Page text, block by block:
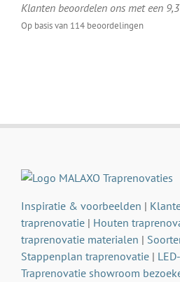
Klanten beoordelen ons met een 9,3
Op basis van 114 beoordelingen
Inspiratie & voorbeelden |
traprenovatie | Houten
traprenovatie materialen |
Stappenplan traprenovatie |
Traprenovatie showroom